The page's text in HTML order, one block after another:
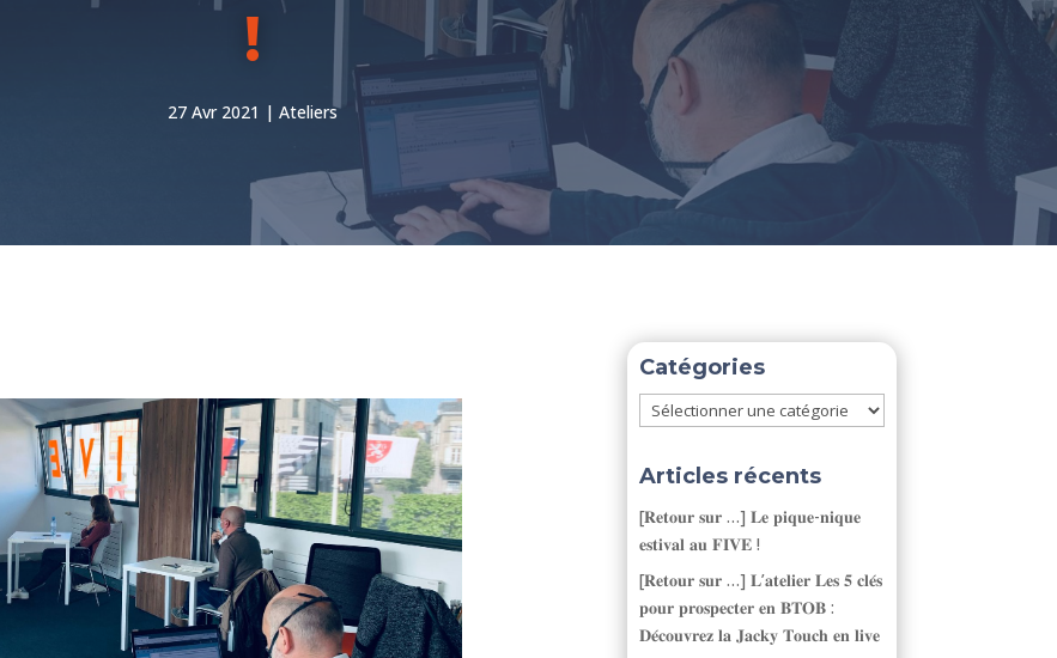
!
27 Avr 2021 Ateliers
Catégories
Catégories
Articles récents
[𝐑𝐞𝐭𝐨𝐮𝐫 𝐬𝐮𝐫 …] 𝐋𝐞 𝐩𝐢𝐪𝐮𝐞-𝐧𝐢𝐪𝐮𝐞
𝐞𝐬𝐭𝐢𝐯𝐚𝐥 𝐚𝐮 𝐅𝐈𝐕𝐄 !
[𝐑𝐞𝐭𝐨𝐮𝐫 𝐬𝐮𝐫 …] 𝐋’𝐚𝐭𝐞𝐥𝐢𝐞𝐫 𝐋𝐞𝐬 𝟓 𝐜𝐥𝐞́𝐬
𝐩𝐨𝐮𝐫 𝐩𝐫𝐨𝐬𝐩𝐞𝐜𝐭𝐞𝐫 𝐞𝐧 𝐁𝐓𝐎𝐁 :
𝐃𝐞́𝐜𝐨𝐮𝐯𝐫𝐞𝐳 𝐥𝐚 𝐉𝐚𝐜𝐤𝐲 𝐓𝐨𝐮𝐜𝐡 𝐞𝐧 𝐥𝐢𝐯𝐞